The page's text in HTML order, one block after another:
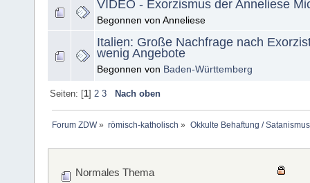
VIDEO - Exorzismus der Anneliese
Begonnen von Anneliese
Italien: Große Nachfrage nach
wenig Angebote
Begonnen von Baden-Württemberg
Seiten: [1] 2 3 Nach oben
Forum ZDW» römisch-katholisch » Okkulte Behaftung /
Normales Thema